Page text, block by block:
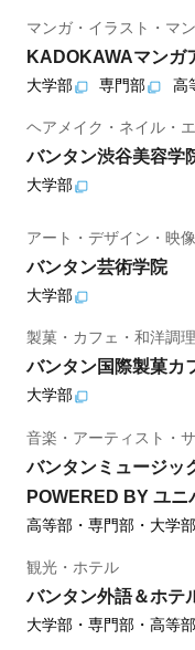
マンガ・イラスト・マ
KADOKAWAマンガ
大学部 専門部 高
ヘアメイク・ネイル・
バンタン渋谷美容学
大学部
アート・デザイン・映
バンタン芸術学院
大学部
製菓・カフェ・和洋調理
バンタン国際製菓カ
大学部
音楽・アーティスト・
バンタンミュージッ
POWERED BY ユニ
高等部・専門部・大学
観光・ホテル
バンタン外語＆ホテ
大学部・専門部・高等部